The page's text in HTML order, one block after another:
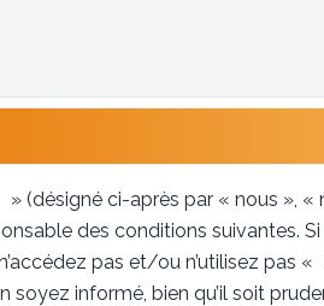
» (désigné ci-après par « nous »,
des conditions suivantes.
pas et/ou n’utilisez pas
soyez informé, bien qu’il soit